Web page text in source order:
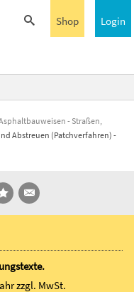
Login
Shop
- Straßen,
Abstreuen (Patchverfahren) -
zzgl. MwSt.